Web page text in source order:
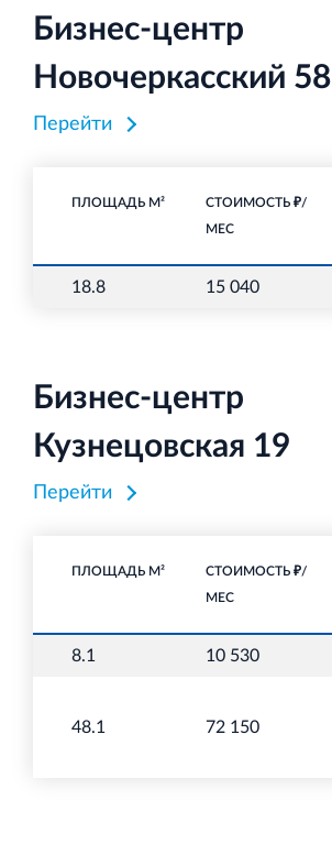
Бизнес-центр
Новочеркасский 58
Перейти
ПЛОЩАДЬ М²
СТОИМОСТЬ ₽/
МЕС
18.8 15 040
Бизнес-центр
Кузнецовская 19
Перейти
ПЛОЩАДЬ М²
СТОИМОСТЬ ₽/
МЕС
8.1 10 530
48.1 72 150